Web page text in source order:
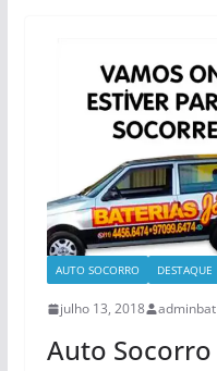
AUTO SOCORRO DESTAQUE
julho 13, 2018 adminbat
Auto Socorro